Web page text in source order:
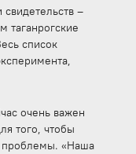
–
таганрогские
список
очень важен
того, чтобы
проблемы. «Наша